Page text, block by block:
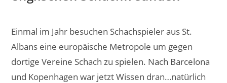
Einmal im Jahr besuchen Schachspieler aus St.
Albans eine europäische Metropole um gegen
dortige Vereine Schach zu spielen. Nach Barcelona
und Kopenhagen war jetzt Wissen dran…natürlich